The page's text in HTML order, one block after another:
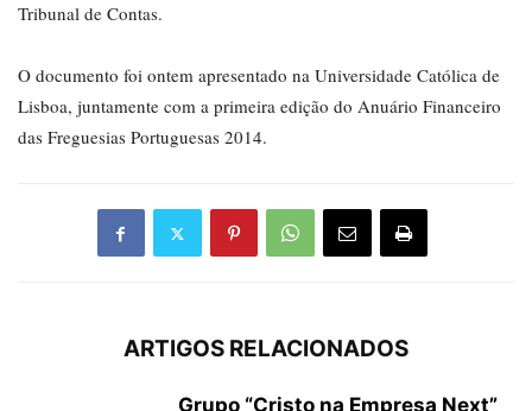
Tribunal de Contas.
O documento foi ontem apresentado na Universidade Católica de
Lisboa, juntamente com a primeira edição do Anuário Financeiro
das Freguesias Portuguesas 2014.
ARTIGOS RELACIONADOS
Grupo “Cristo na Empresa Next”